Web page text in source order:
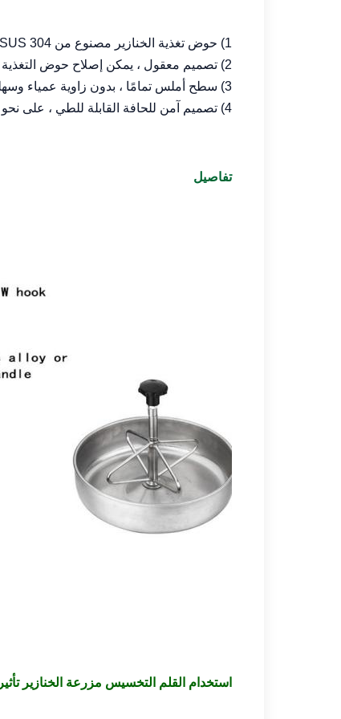
1) حوض تغذية الخنازير مصنوع من SUS 304 ، قوة عالية ،
2) تصميم معقول ، يمكن إصلاح حوض التغذية وكذلك متحرك لتغيير الموقع.
3) سطح أملس تمامًا ، بدون زاوية عمياء وسهلة التنظيف.
4) تصميم آمن للحافة القابلة للطي ، على نحو سلس تمامًا ، لا يؤذي فم الخنزير.
تفاصيل
استخدام القلم التخسيس مزرعة الخنازير تأثير SUS 304 حوض تغذية الخنازير